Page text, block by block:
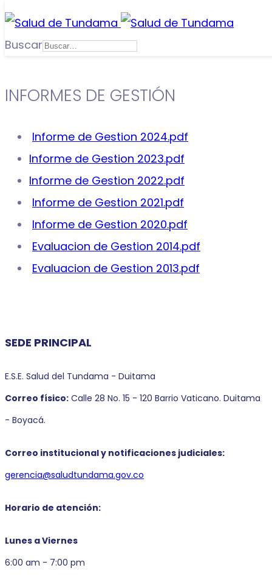
Buscar
INFORMES DE GESTIÓN
Informe de Gestion 2024.pdf
Informe de Gestion 2023.pdf
Informe de Gestion 2022.pdf
Informe de Gestion 2021.pdf
Informe de Gestion 2020.pdf
Evaluacion de Gestion 2014.pdf
Evaluacion de Gestion 2013.pdf
SEDE PRINCIPAL
E.S.E. Salud del Tundama - Duitama
Correo físico: Calle 28 No. 15 - 120 Barrio Vaticano. Duitama
- Boyacá.
Correo institucional y notificaciones judiciales:
gerencia@saludtundama.gov.co
Horario de atención:
Lunes a Viernes
6:00 am - 7:00 pm